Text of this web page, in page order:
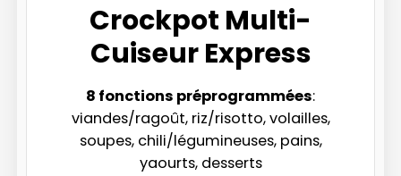
Crockpot Multi-
Cuiseur Express
8 fonctions préprogrammées:
viandes/ragoût, riz/risotto, volailles,
soupes, chili/légumineuses, pains,
yaourts, desserts